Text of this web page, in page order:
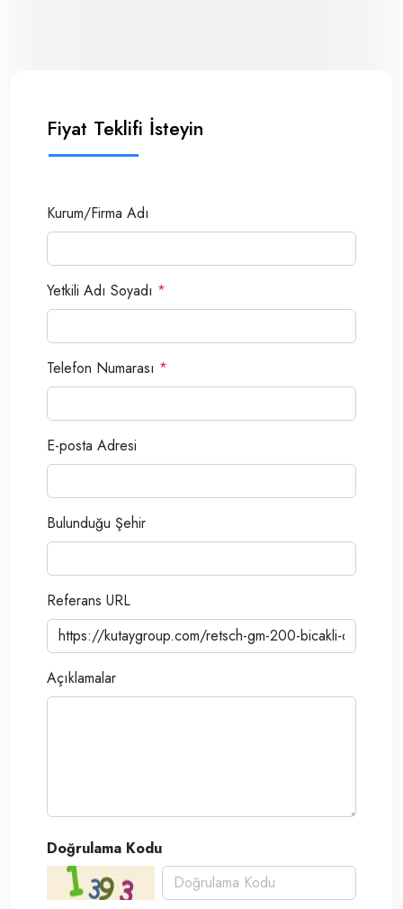
Fiyat Teklifi İsteyin
Kurum/Firma Adı
Yetkili Adı Soyadı *
Telefon Numarası *
E-posta Adresi
Bulunduğu Şehir
Referans URL
Açıklamalar
Doğrulama Kodu